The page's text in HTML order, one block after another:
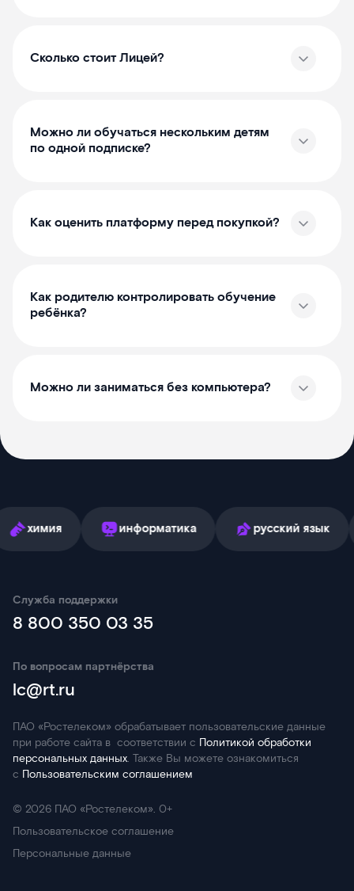
Сколько стоит Лицей?
Можно ли обучаться нескольким детям
по одной подписке?
Как оценить платформу перед покупкой?
Как родителю контролировать обучение
ребёнка?
Можно ли заниматься без компьютера?
информатика русский язык
Служба поддержки
8 800 350 03 35
По вопросам партнёрства
lc@rt.ru
ПАО «Ростелеком» обрабатывает пользовательские данные
при работе сайта в соответствии с Политикой обработки
персональных данных. Также Вы можете ознакомиться
с Пользовательским соглашением
© 2026 ПАО «Ростелеком». 0+
Пользовательское соглашение
Персональные данные